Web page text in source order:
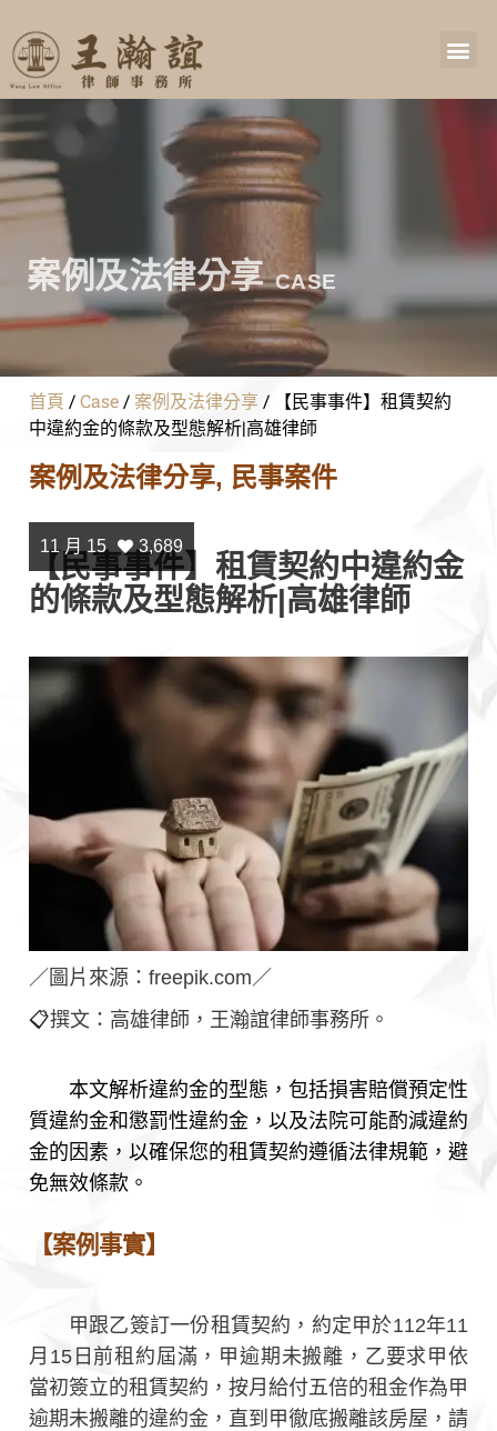
案例及法律分享 CASE
首頁 /Case/案例及法律分享 /
【民事事件】租賃契約
中違約金的條款及型態解析|高雄律師
案例及法律分享, 民事案件
11 月 15 3,689
【民事事件】租賃契約中違約金
的條款及型態解析|高雄律師
／圖片來源：freepik.com／
📋撰文：高雄律師，王瀚誼律師事務所。
本文解析違約金的型態，包括損害賠償預定性
質違約金和懲罰性違約金，以及法院可能酌減違約
金的因素，以確保您的租賃契約遵循法律規範，避
免無效條款。
【案例事實】
甲跟乙簽訂一份租賃契約，約定甲於112年11
月15日前租約屆滿，甲逾期未搬離，乙要求甲依
當初簽立的租賃契約，按月給付五倍的租金作為甲
逾期未搬離的違約金，直到甲徹底搬離該房屋，請